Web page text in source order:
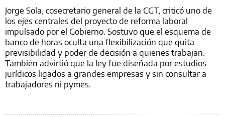
Jorge Sola, cosecretario general de la CGT, criticó uno de
los ejes centrales del proyecto de reforma laboral
impulsado por el Gobierno. Sostuvo que el esquema de
banco de horas oculta una flexibilización que quita
previsibilidad y poder de decisión a quienes trabajan.
También advirtió que la ley fue diseñada por estudios
jurídicos ligados a grandes empresas y sin consultar a
trabajadores ni pymes.